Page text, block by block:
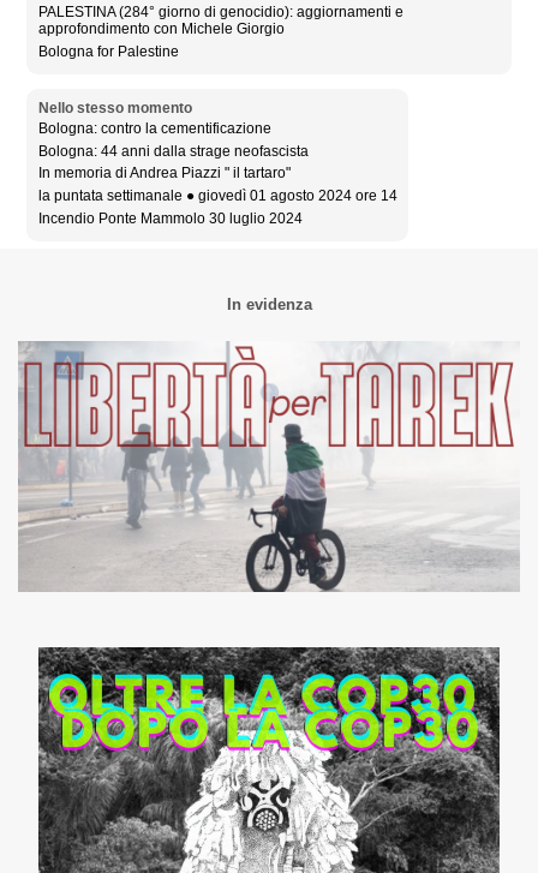
PALESTINA (284° giorno di genocidio): aggiornamenti e
approfondimento con Michele Giorgio
Bologna for Palestine
Nello stesso momento
Bologna: contro la cementificazione
Bologna: 44 anni dalla strage neofascista
In memoria di Andrea Piazzi " il tartaro"
la puntata settimanale ● giovedì 01 agosto 2024 ore 14
Incendio Ponte Mammolo 30 luglio 2024
In evidenza